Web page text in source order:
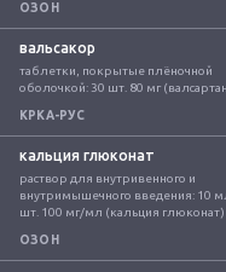
ОЗОН
вальсакор
таблетки, покрытые плёночной
оболочкой: 30 шт. 80 мг
КРКА-РУС
кальция глюконат
раствор для внутривенного и
внутримышечного введения: 10
шт. 100 мг/мл (кальция глюконат)
ОЗОН